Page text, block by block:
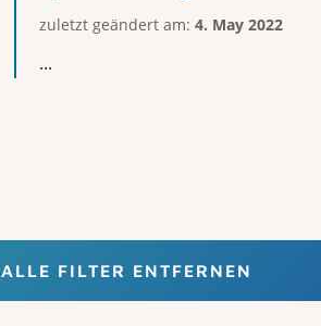
zuletzt geändert am: 4. May 2022
...
ALLE FILTER ENTFERNEN